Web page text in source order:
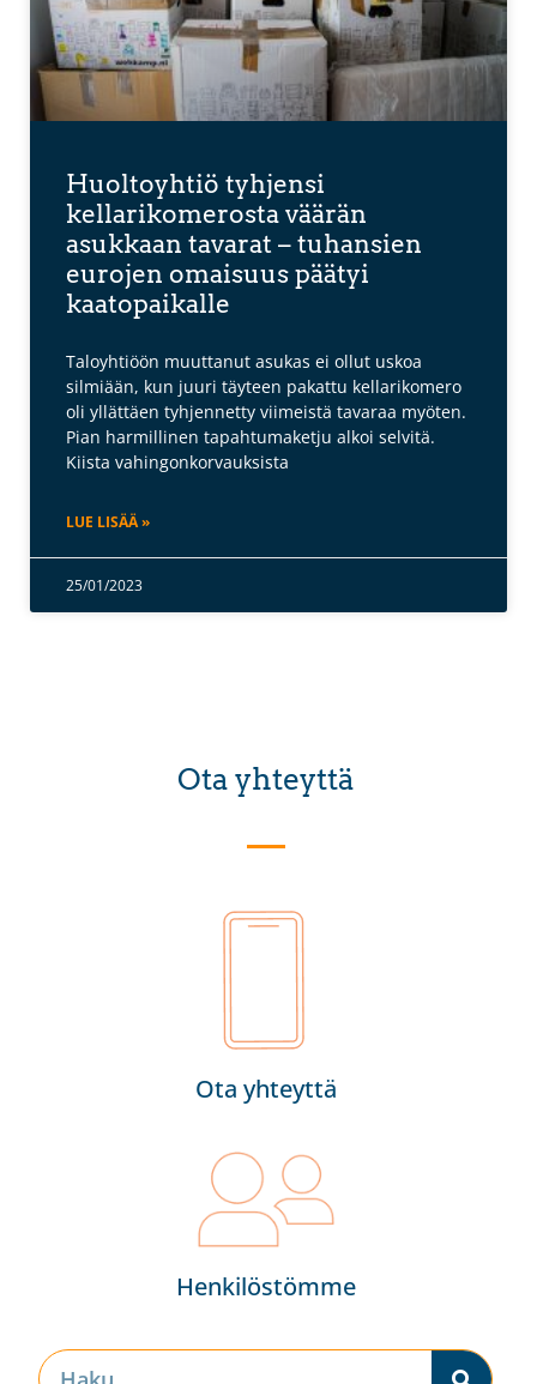
Huoltoyhtiö tyhjensi
kellarikomerosta väärän
asukkaan tavarat – tuhansien
eurojen omaisuus päätyi
kaatopaikalle
Taloyhtiöön muuttanut asukas ei ollut uskoa
silmiään, kun juuri täyteen pakattu kellarikomero
oli yllättäen tyhjennetty viimeistä tavaraa myöten.
Pian harmillinen tapahtumaketju alkoi selvitä.
Kiista vahingonkorvauksista
LUE LISÄÄ »
25/01/2023
Ota yhteyttä
Ota yhteyttä
Henkilöstömme